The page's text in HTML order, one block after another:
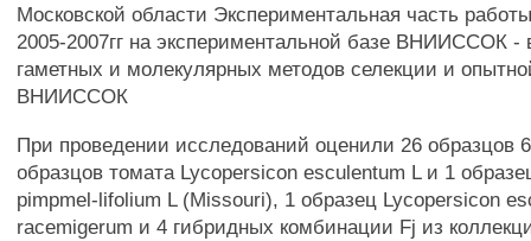
Московской области Экспериментальная часть
2005-2007гг на экспериментальной базе ВНИИССОК -
гаметных и молекулярных методов селекции и
ВНИИССОК
При проведении исследований оценили 26 образцов
образцов томата Lycopersicon esculentum L и 1
pimpmel-lifolium L (Missouri), 1 образец Lycopersicon
racemigerum и 4 гибридных комбинации Fj из